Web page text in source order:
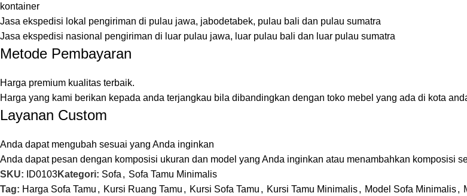
kontainer
Jasa ekspedisi lokal pengiriman di pulau jawa, jabodetabek, pulau bali dan pulau sumatra
Jasa ekspedisi nasional pengiriman di luar pulau jawa, luar pulau bali dan luar pulau sumatra
Metode Pembayaran
Harga premium kualitas terbaik.
Harga yang kami berikan kepada anda terjangkau bila dibandingkan dengan toko mebel yang ada di kota
Layanan Custom
Anda dapat mengubah sesuai yang Anda inginkan
Anda dapat pesan dengan komposisi ukuran dan model yang Anda inginkan atau menambahkan komposisi
SKU:
ID0103Kategori: Sofa , Sofa Tamu Minimalis
Tag: Harga Sofa Tamu , Kursi Ruang Tamu , Kursi Sofa Tamu , Kursi Tamu Minimalis, Model Sofa Minimalis,